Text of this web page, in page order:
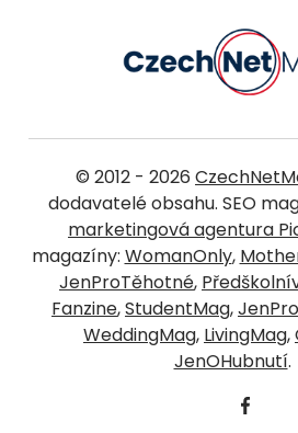
© 2012 - 2026
dodavatelé obsahu. SEO
marketingová agentura
magazíny: WomanOnly,
JenProTěhotné,
Fanzine,StudentMag,
WeddingMag, LivingMag,
JenOHubnutí.